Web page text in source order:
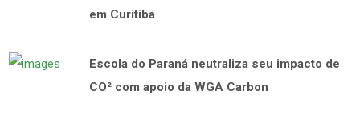
em Curitiba
Escola do Paraná neutraliza seu impacto de
CO² com apoio da WGA Carbon